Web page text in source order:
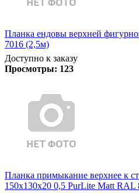
Планка ендовы верхней
7016 (2,5м)
Доступно к заказу
Просмотры: 123
Планка примыкание верхнее к
150х130х20 0,5 PurLite Matt RAL